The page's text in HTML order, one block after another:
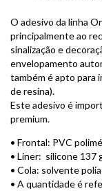
O adesivo da linha
principalmente ao
sinalização e
envelopamento
também é apto para
de resina).
Este adesivo é
premium.
• Frontal: PVC
• Liner: silicone 137
• Cola: solvente
• A quantidade é